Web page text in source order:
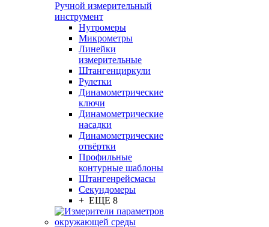
Ручной измерительный
инструмент
Нутромеры
Микрометры
Линейки
измерительные
Штангенциркули
Рулетки
Динамометрические
ключи
Динамометрические
насадки
Динамометрические
отвёртки
Профильные
контурные шаблоны
Штангенрейсмасы
Секундомеры
+ ЕЩЕ 8